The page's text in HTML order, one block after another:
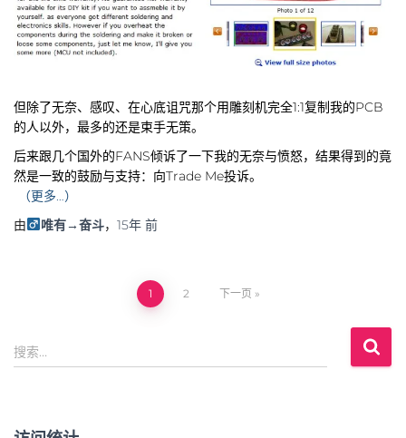
但除了无奈、感叹、在心底诅咒那个用雕刻机完全1:1复制我的PCB
的人以外，最多的还是束手无策。
后来跟几个国外的FANS倾诉了一下我的无奈与愤怒，结果得到的竟
然是一致的鼓励与支持：向Trade Me投诉。
（更多…）
由
唯有→奋斗， 15年前
章
1 2 下一页
搜
索
搜索…